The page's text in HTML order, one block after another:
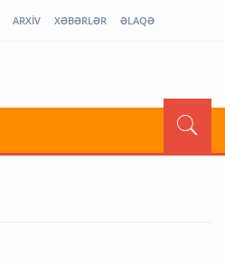
ARXİV XƏBƏRLƏR ƏLAQƏ